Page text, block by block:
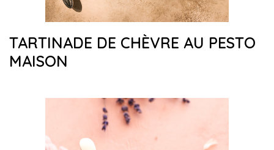
TARTINADE DE CHÈVRE AU PESTO
MAISON